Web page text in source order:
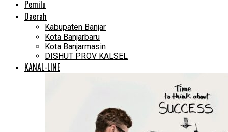
Pemilu
Daerah
Kabupaten Banjar
Kota Banjarbaru
Kota Banjarmasin
DISHUT PROV KALSEL
KANAL-LINE